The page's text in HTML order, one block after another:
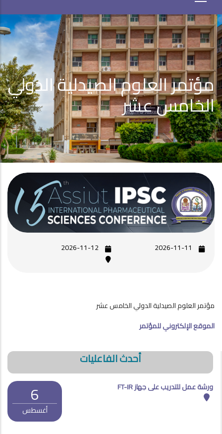
مؤتمر العلوم الصيدلية الدولي
الخامس عشر
2026-11-11
2026-11-12
مؤتمر العلوم الصيدلية الدولي الخامس عشر
الموقع الإلكتروني للمؤتمر
أحدث الفاعليات
6
أغسطس
ورشة عمل للتدريب على جهاز FT-IR